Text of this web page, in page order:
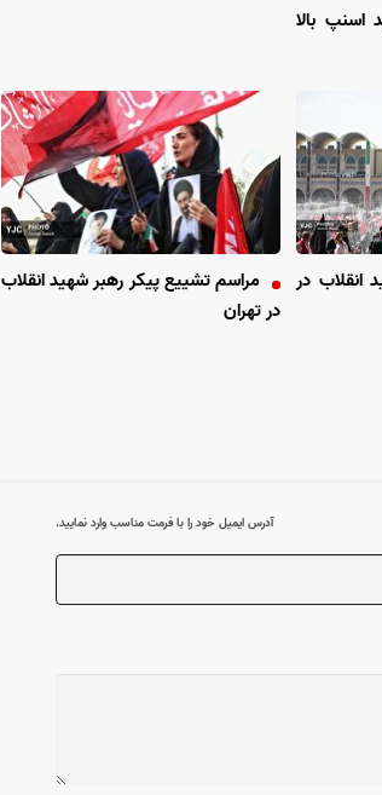
اسنپ بالا
انقلاب در
مراسم تشییع پیکر رهبر شهید انقلاب
در تهران
آدرس ایمیل خود را با فرمت مناسب وارد نمایید.